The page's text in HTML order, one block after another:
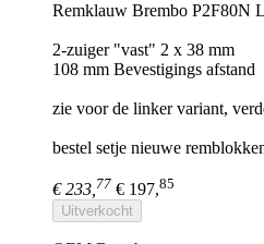
Remklauw Brembo P2F80N
2-zuiger "vast" 2 x 38 mm
108 mm Bevestigings afstand
zie voor de linker variant,
bestel setje nieuwe
€ 233,77 € 197,85
Uitverkocht